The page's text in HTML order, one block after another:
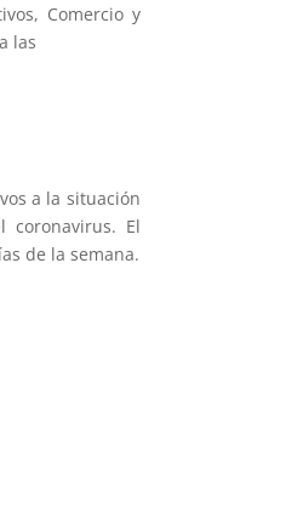
Comercio y
las
a la situación
coronavirus. El
de la semana.